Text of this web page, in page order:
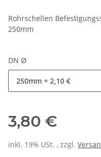
Rohrschellen
250mm
DN Ø
250mm + 2,10 €
3,80 €
inkl. 19% USt. , zzgl.